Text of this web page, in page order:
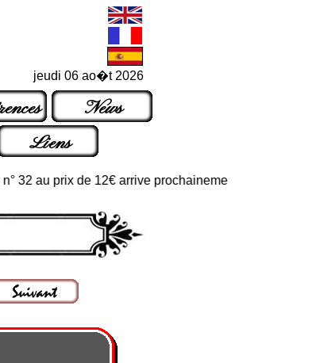
jeudi 06 ao�t 2026
News
Liens
au prix de 12€ arrive prochainement dans les points de